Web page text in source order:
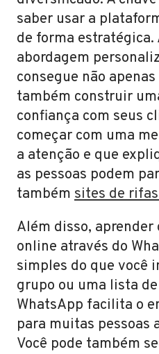
saber usar a
de forma estratégica.
abordagem
consegue não
também construir
confiança com seus
começar com uma
a atenção e que
as pessoas podem
também sites de
Além disso,
online através do
simples do que você
grupo ou uma lista
WhatsApp facilita o
para muitas pessoas
Você pode também